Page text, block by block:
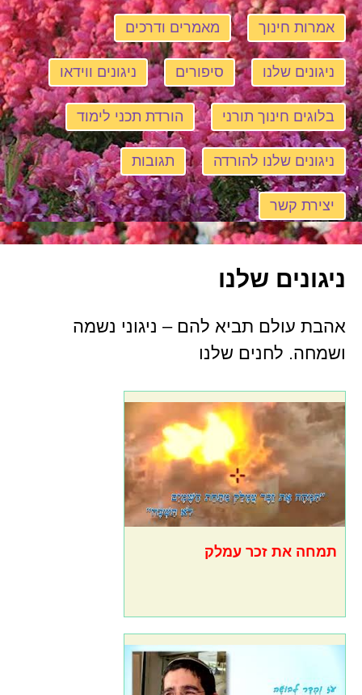
אמרות חינוך מאמרים ודרכים
ניגונים שלנו סיפורים ניגונים ווידאו
בלוגים חינוך תורני הורדת תכני לימוד
ניגונים שלנו להורדה תגובות
יצירת קשר
ניגונים שלנו
אהבת עולם תביא להם – ניגוני נשמה
ושמחה. לחנים שלנו
תמחה את זכר עמלק